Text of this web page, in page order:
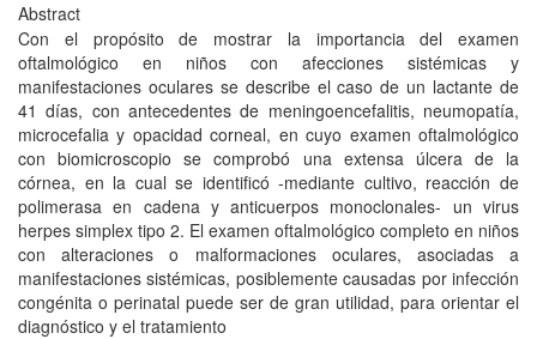
Abstract
Con el propósito de mostrar la importancia del examen
oftalmológico en niños con afecciones sistémicas y
manifestaciones oculares se describe el caso de un lactante de
41 días, con antecedentes de meningoencefalitis, neumopatía,
microcefalia y opacidad corneal, en cuyo examen oftalmológico
con biomicroscopio se comprobó una extensa úlcera de la
córnea, en la cual se identificó -mediante cultivo, reacción de
polimerasa en cadena y anticuerpos monoclonales- un virus
herpes simplex tipo 2. El examen oftalmológico completo en niños
con alteraciones o malformaciones oculares, asociadas a
manifestaciones sistémicas, posiblemente causadas por infección
congénita o perinatal puede ser de gran utilidad, para orientar el
diagnóstico y el tratamiento